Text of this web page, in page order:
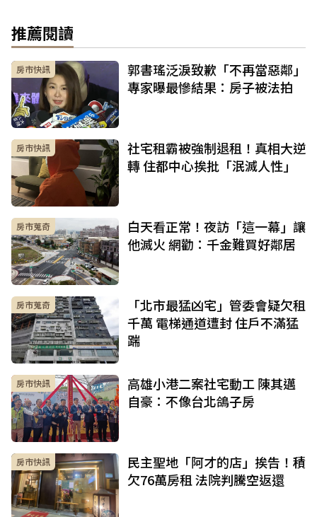
推薦閱讀
房市快訊
郭書瑤泛淚致歉「不再當惡鄰」
專家曝最慘結果：房子被法拍
房市快訊
社宅租霸被強制退租！真相大逆
轉 住都中心挨批「泯滅人性」
房市蒐奇
白天看正常！夜訪「這一幕」讓
他滅火 網勸：千金難買好鄰居
房市蒐奇
「北市最猛凶宅」管委會疑欠租
千萬 電梯通道遭封 住戶不滿猛
踹
房市快訊
高雄小港二案社宅動工 陳其邁
自豪：不像台北鴿子房
房市快訊
民主聖地「阿才的店」挨告！積
欠76萬房租 法院判騰空返還